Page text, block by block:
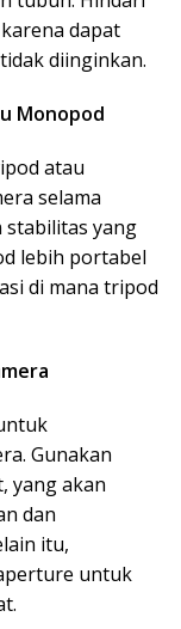
dapat
diinginkan.
Monopod
atau
selama
stabilitas yang
lebih portabel
di mana tripod
Gunakan
yang akan
dan
itu,
untuk